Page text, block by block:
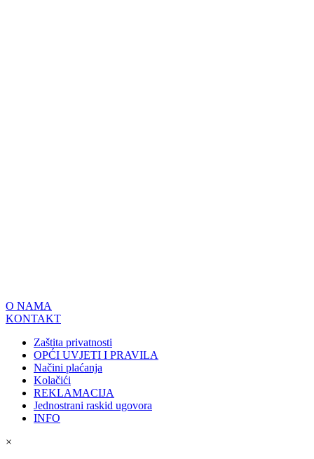
O NAMA
KONTAKT
Zaštita privatnosti
OPĆI UVJETI I PRAVILA
Načini plaćanja
Kolačići
REKLAMACIJA
Jednostrani raskid ugovora
INFO
×